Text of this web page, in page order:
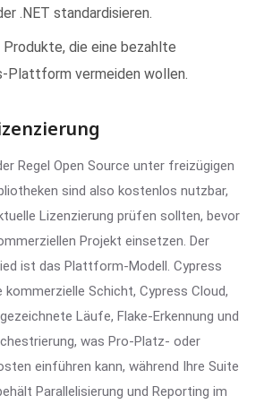
.NET standardisieren.
die eine bezahlte
Plattform vermeiden wollen.
Regel Open Source unter freizügigen
sind also kostenlos nutzbar,
Lizenzierung prüfen sollten, bevor
Projekt einsetzen. Der
ist das Plattform-Modell. Cypress
Schicht, Cypress Cloud,
Läufe, Flake-Erkennung und
was Pro-Platz- oder
einführen kann, während Ihre Suite
Parallelisierung und Reporting im